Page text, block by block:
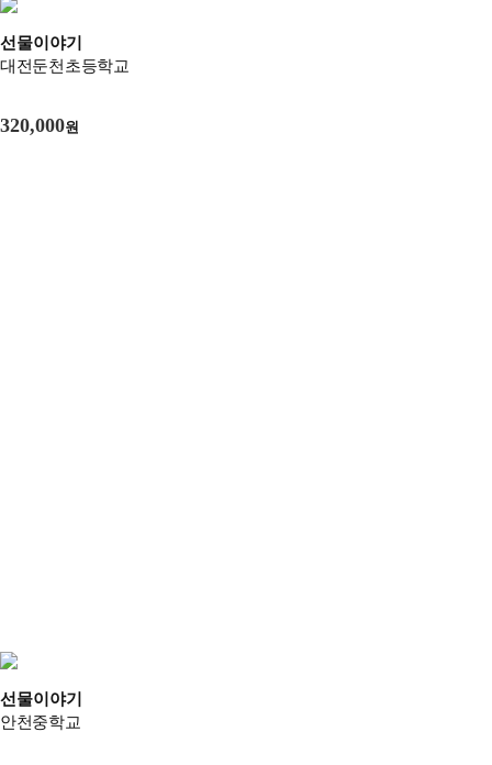
선물이야기
대전둔천초등학교
320,000원
선물이야기
안천중학교